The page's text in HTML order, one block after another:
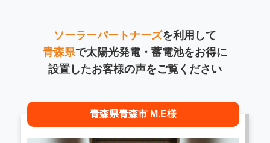
ソーラーパートナーズを利用して
青森県で太陽光発電・蓄電池をお得に
設置したお客様の声をご覧ください
青森県青森市 M.E様